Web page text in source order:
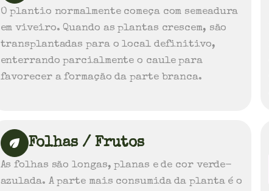
O plantio normalmente começa com semeadura
em viveiro. Quando as plantas crescem, são
transplantadas para o local definitivo,
enterrando parcialmente o caule para
favorecer a formação da parte branca.
Folhas / Frutos
As folhas são longas, planas e de cor verde-
azulada. A parte mais consumida da planta é o